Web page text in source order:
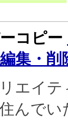
コピー
編集・削
エイ
んで